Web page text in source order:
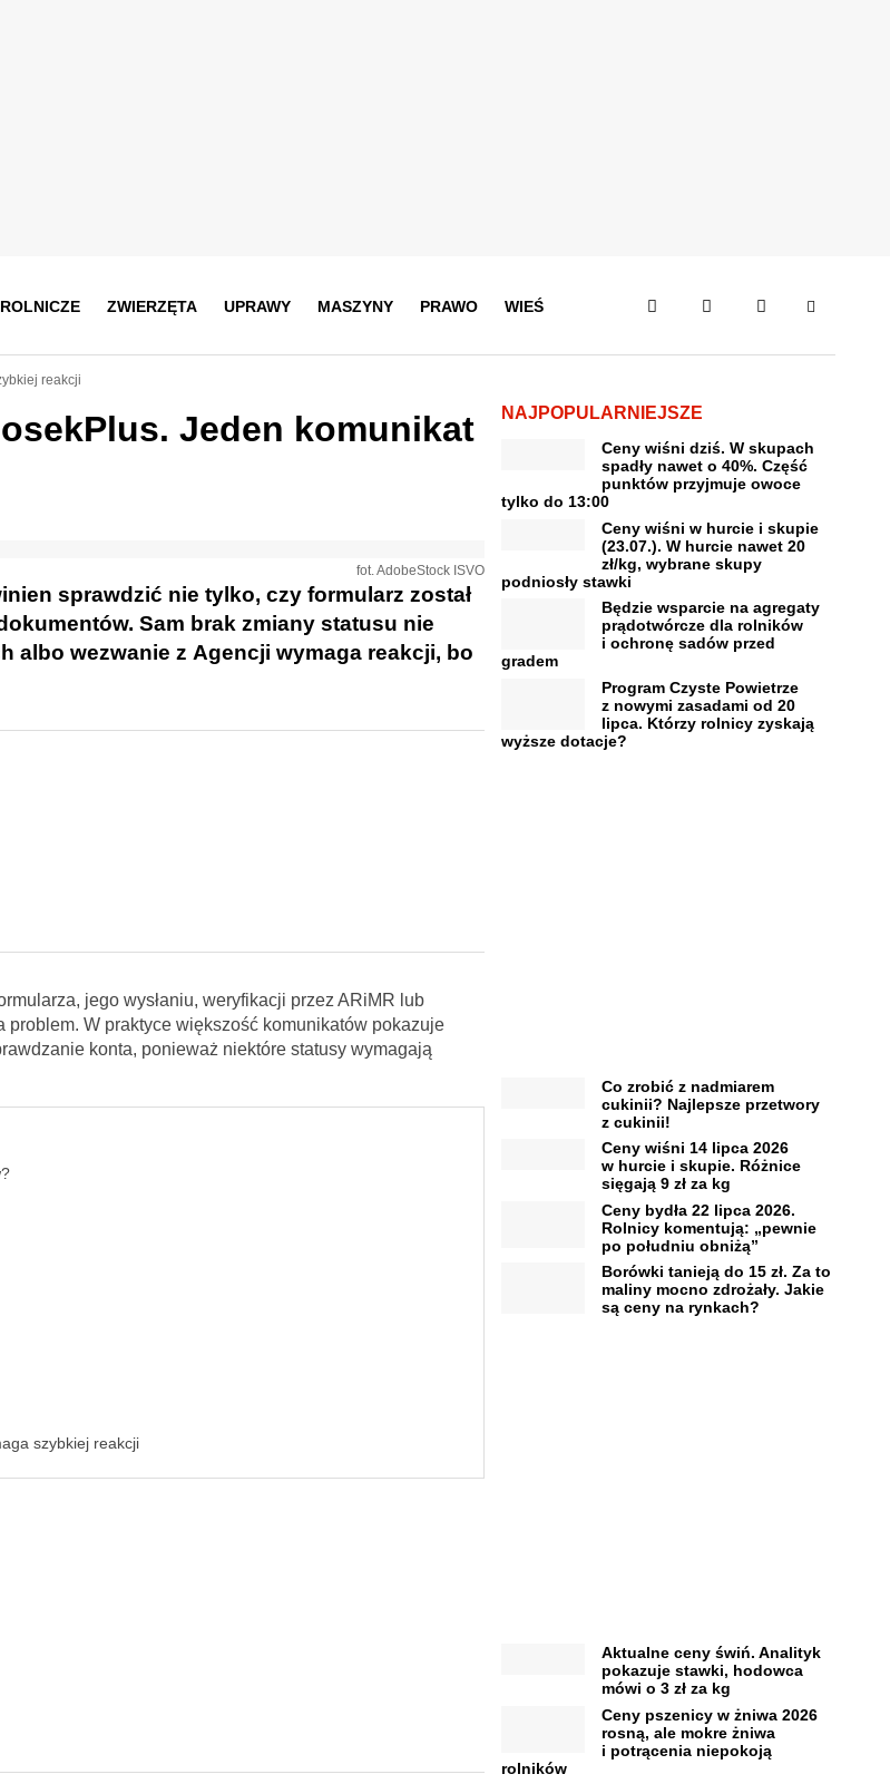
ZWIERZĘTA UPRAWY MASZYNY PRAWO WIEŚ
reakcji
Jeden komunikat
fot. AdobeStock ISVO
sprawdzić nie tylko, czy formularz został
Sam brak zmiany statusu nie
albo wezwanie z Agencji wymaga reakcji, bo
jego wysłaniu, weryfikacji przez ARiMR lub
W praktyce większość komunikatów pokazuje
konta, ponieważ niektóre statusy wymagają
szybkiej reakcji
NAJPOPULARNIEJSZE
Ceny wiśni dziś. W skupach
spadły nawet o 40%. Część
punktów przyjmuje owoce
tylko do 13:00
Ceny wiśni w hurcie i skupie
(23.07.). W hurcie nawet 20
zł/kg, wybrane skupy
podniosły stawki
Będzie wsparcie na agregaty
prądotwórcze dla rolników
i ochronę sadów przed
gradem
Program Czyste Powietrze
z nowymi zasadami od 20
lipca. Którzy rolnicy zyskają
wyższe dotacje?
Co zrobić z nadmiarem
cukinii? Najlepsze przetwory
z cukinii!
Ceny wiśni 14 lipca 2026
w hurcie i skupie. Różnice
sięgają 9 zł za kg
Ceny bydła 22 lipca 2026.
Rolnicy komentują: „pewnie
po południu obniżą”
Borówki tanieją do 15 zł. Za to
maliny mocno zdrożały. Jakie
są ceny na rynkach?
Aktualne ceny świń. Analityk
pokazuje stawki, hodowca
mówi o 3 zł za kg
Ceny pszenicy w żniwa 2026
rosną, ale mokre żniwa
i potrącenia niepokoją
rolników